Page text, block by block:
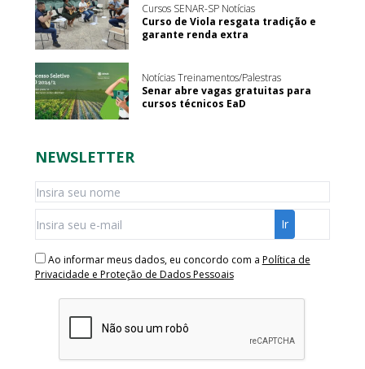
Cursos SENAR-SP Notícias
Curso de Viola resgata tradição e
garante renda extra
Notícias Treinamentos/Palestras
Senar abre vagas gratuitas para
cursos técnicos EaD
NEWSLETTER
Ao informar meus dados, eu concordo com a Política de
Privacidade e Proteção de Dados Pessoais